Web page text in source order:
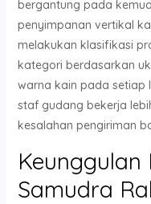
bergantung pada
penyimpanan vertikal
melakukan klasifikasi
kategori berdasarkan
warna kain pada setiap
staf gudang bekerja
kesalahan pengiriman
Keunggulan
Samudra